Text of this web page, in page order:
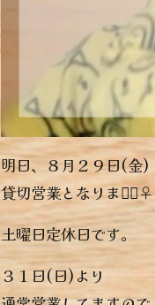
明日、８月２９日(金)
貸切営業となります🏻‍♀️
土曜日定休日です。
３１日(日)より